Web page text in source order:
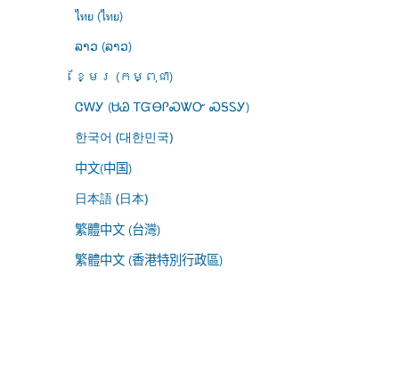
ไทย (ไทย)
ລາວ (ລາວ)
ខ្មែរ (កម្ពុជា)
ᏣᎳᎩ (ᏌᏊ ᎢᏳᎾᎵᏍᏔᏅ ᏍᎦᏚᎩ)
한국어 (대한민국)
中文(中国)
日本語 (日本)
繁體中文 (台灣)
繁體中文 (香港特別行政區)